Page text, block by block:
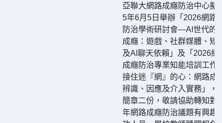
亞聯大網路成癮防治中心擬
5年6月5日舉辦「2026網路
防治學術研討會—AI世代的
成癮：遊戲、社群媒體、短
及AI聊天依賴」及「2026網
成癮防治專業知能培訓工作
接住迷『網』的心：網路成
辨識、因應及介入實務」，
簡章二份，敬請協助轉知對
年網路成癮防治議題有興趣